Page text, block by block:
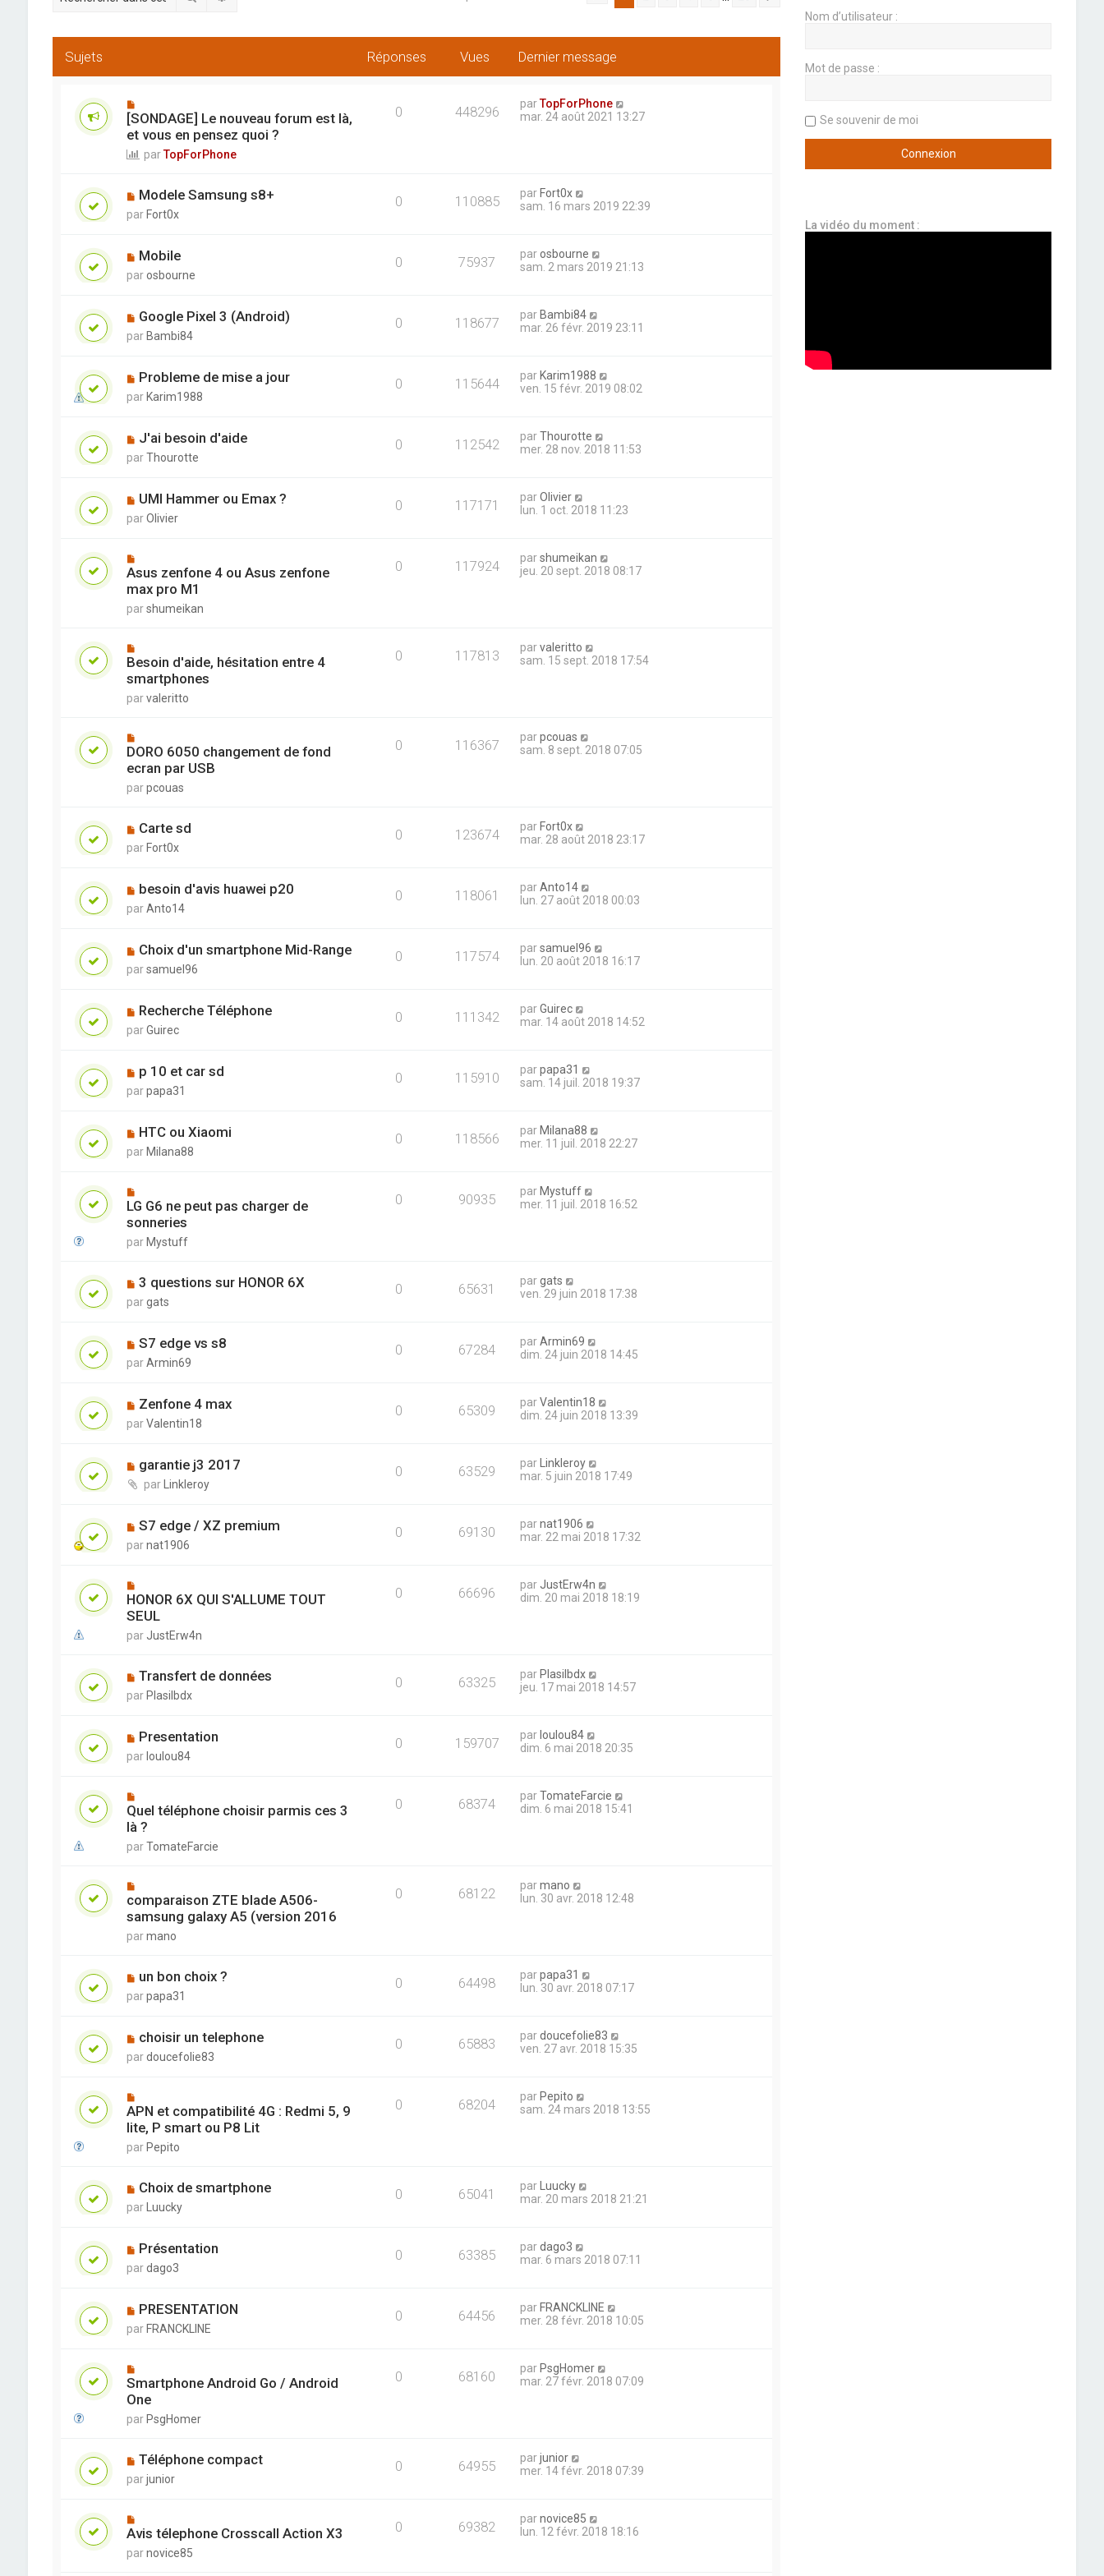
Sujets Réponses Vues Dernier message
[SONDAGE] Le nouveau forum est là,
et vous en pensez quoi ?
parTopForPhone
0 448296 parTopForPhone
mar. 24 août 2021 13:27
Modele Samsung s8+
par Fort0x
0 110885 par Fort0x
sam. 16 mars 2019 22:39
Mobile
parosbourne
0 75937 parosbourne
sam. 2 mars 2019 21:13
Google Pixel 3 (Android)
par Bambi84
0 118677 par Bambi84
mar. 26 févr. 2019 23:11
Probleme de mise a jour
par Karim1988
0 115644 par Karim1988
ven. 15 févr. 2019 08:02
J'ai besoin d'aide
parThourotte
0 112542 parThourotte
mer. 28 nov. 2018 11:53
UMI Hammer ou Emax ?
parOlivier
0 117171 parOlivier
lun. 1 oct. 2018 11:23
Asus zenfone 4 ou Asus zenfone
max pro M1
parshumeikan
0 117924 parshumeikan
jeu. 20 sept. 2018 08:17
Besoin d'aide, hésitation entre 4
smartphones
parvaleritto
0 117813 parvaleritto
sam. 15 sept. 2018 17:54
DORO 6050 changement de fond
ecran par USB
parpcouas
0 116367 parpcouas
sam. 8 sept. 2018 07:05
Carte sd
par Fort0x
0 123674 par Fort0x
mar. 28 août 2018 23:17
besoin d'avis huawei p20
parAnto14
0 118061 parAnto14
lun. 27 août 2018 00:03
Choix d'un smartphone Mid-Range
parsamuel96
0 117574 parsamuel96
lun. 20 août 2018 16:17
Recherche Téléphone
parGuirec
0 111342 parGuirec
mar. 14 août 2018 14:52
p 10 et car sd
parpapa31
0 115910 parpapa31
sam. 14 juil. 2018 19:37
HTC ou Xiaomi
par Milana88
0 118566 par Milana88
mer. 11 juil. 2018 22:27
LG G6 ne peut pas charger de
sonneries
par Mystuff
0 90935 par Mystuff
mer. 11 juil. 2018 16:52
3 questions sur HONOR 6X
pargats
0 65631 pargats
ven. 29 juin 2018 17:38
S7 edge vs s8
parArmin69
0 67284 parArmin69
dim. 24 juin 2018 14:45
Zenfone 4 max
parValentin18
0 65309 parValentin18
dim. 24 juin 2018 13:39
garantie j3 2017
par Linkleroy
0 63529 par
Linkleroy
mar. 5 juin 2018 17:49
S7 edge / XZ premium
parnat1906
0 69130 parnat1906
mar. 22 mai 2018 17:32
HONOR 6X QUI S'ALLUME TOUT
SEUL
par JustErw4n
0 66696 par JustErw4n
dim. 20 mai 2018 18:19
Transfert de données
par Plasilbdx
0 63325 par Plasilbdx
jeu. 17 mai 2018 14:57
Presentation
par loulou84
0 159707 par loulou84
dim. 6 mai 2018 20:35
Quel téléphone choisir parmis ces 3
là ?
parTomateFarcie
0 68374 parTomateFarcie
dim. 6 mai 2018 15:41
comparaison ZTE blade A506-
samsung galaxy A5 (version 2016
parmano
0 68122 parmano
lun. 30 avr. 2018 12:48
un bon choix ?
parpapa31
0 64498 parpapa31
lun. 30 avr. 2018 07:17
choisir un telephone
pardoucefolie83
0 65883 pardoucefolie83
ven. 27 avr. 2018 15:35
APN et compatibilité 4G : Redmi 5, 9
lite, P smart ou P8 Lit
par Pepito
0 68204 par Pepito
sam. 24 mars 2018 13:55
Choix de smartphone
par Luucky
0 65041 par
Luucky
mar. 20 mars 2018 21:21
Présentation
pardago3
0 63385 pardago3
mar. 6 mars 2018 07:11
PRESENTATION
par FRANCKLINE
0 64456 par FRANCKLINE
mer. 28 févr. 2018 10:05
Smartphone Android Go / Android
One
par PsgHomer
0 68160 par PsgHomer
mar. 27 févr. 2018 07:09
Téléphone compact
parjunior
0 64955 parjunior
mer. 14 févr. 2018 07:39
Avis télephone Crosscall Action X3
parnovice85
0 69382 parnovice85
lun. 12 févr. 2018 18:16
Nom d’utilisateur :
Mot de passe :
Se souvenir de moi
La vidéo du moment :